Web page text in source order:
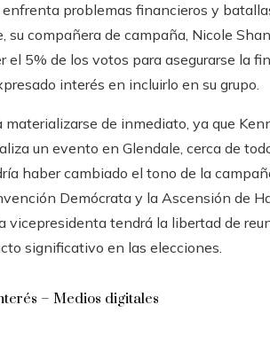
problemas financieros y
su compañera de campaña, Nicole
el 5% de los votos para asegurarse la
interés en incluirlo en su grupo.
materializarse de inmediato, ya que
un evento en Glendale, cerca de
haber cambiado el tono de la
Demócrata y la Ascensión de
vicepresidenta tendrá la libertad de
significativo en las elecciones.
– Medios digitales